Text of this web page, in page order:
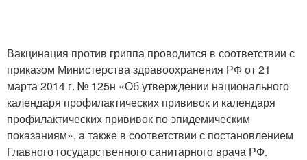
Вакцинация против гриппа проводится в соответствии с
приказом Министерства здравоохранения РФ от 21
марта 2014 г. № 125н «Об утверждении национального
календаря профилактических прививок и календаря
профилактических прививок по эпидемическим
показаниям», а также в соответствии с постановлением
Главного государственного санитарного врача РФ.